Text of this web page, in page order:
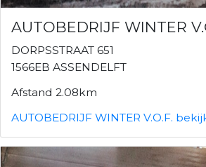
AUTOBEDRIJF WINTER
DORPSSTRAAT 651
1566EB ASSENDELFT
Afstand 2.08km
AUTOBEDRIJF WINTER V.O.F.